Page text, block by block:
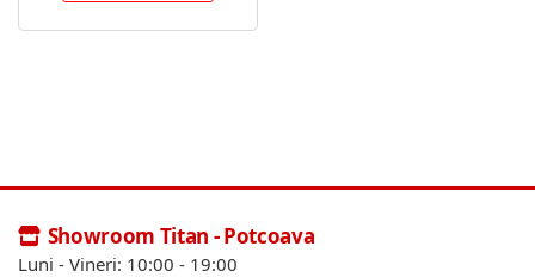
Showroom Titan - Potcoava
Luni - Vineri: 10:00 - 19:00